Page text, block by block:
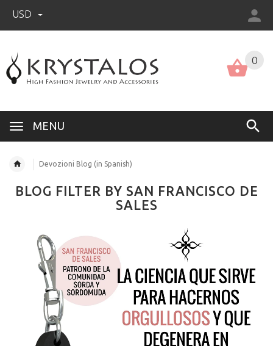
USD
MENU
0
Devozioni Blog (in Spanish)
BLOG FILTER BY SAN FRANCISCO DE
SALES